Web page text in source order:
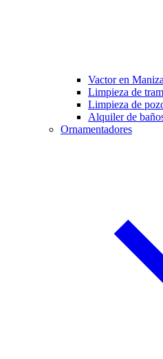
Vactor en
Limpieza de
Limpieza de
Alquiler de
Ornamentadores